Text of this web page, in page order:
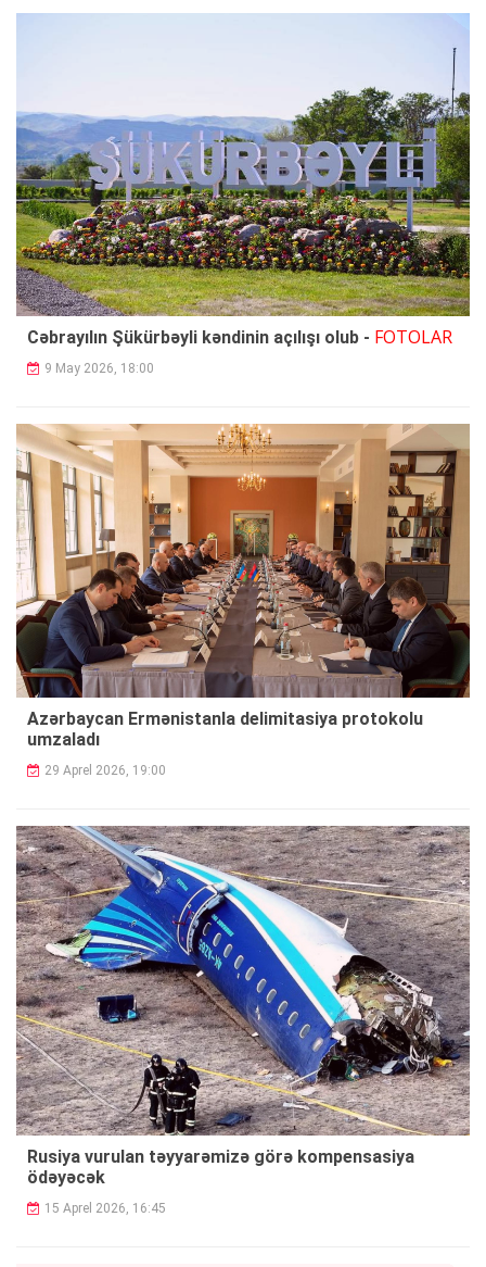
Cəbrayılın Şükürbəyli kəndinin açılışı olub - FOTOLAR
9 May 2026, 18:00
Azərbaycan Ermənistanla delimitasiya protokolu
umzaladı
29 Aprel 2026, 19:00
Rusiya vurulan təyyarəmizə görə kompensasiya
ödəyəcək
15 Aprel 2026, 16:45